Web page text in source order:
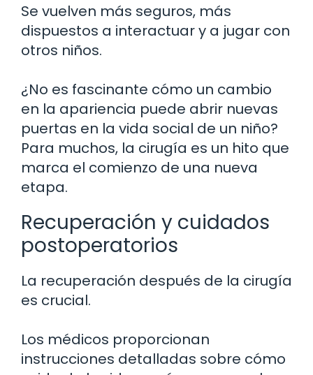
Se vuelven más seguros, más
dispuestos a interactuar y a jugar con
otros niños.
¿No es fascinante cómo un cambio
en la apariencia puede abrir nuevas
puertas en la vida social de un niño?
Para muchos, la cirugía es un hito que
marca el comienzo de una nueva
etapa.
Recuperación y cuidados
postoperatorios
La recuperación después de la cirugía
es crucial.
Los médicos proporcionan
instrucciones detalladas sobre cómo